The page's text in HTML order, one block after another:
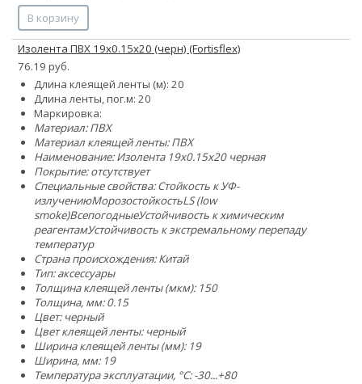
В корзину
Изолента ПВХ 19х0.15х20 (черн) (Fortisflex)
76.19 руб.
Длина клеящей ленты (м): 20
Длина ленты, пог.м: 20
Маркировка:
Материал: ПВХ
Материал клеящей ленты: ПВХ
Наименование: Изолента 19х0.15х20 черная
Покрытие: отсутствует
Специальные свойства:Стойкость к УФ-
излучениюМорозостойкостьLS (low
smoke)ВсепогодныеУстойчивость к химическим
реагентамУстойчивость к экстремальному перепаду
температур
Страна происхождения: Китай
Тип: аксессуары
Толщина клеящей ленты (мкм): 150
Толщина, мм: 0.15
Цвет: черный
Цвет клеящей ленты: черный
Ширина клеящей ленты (мм): 19
Ширина, мм: 19
Температура эксплуатации, °C: -30...+80